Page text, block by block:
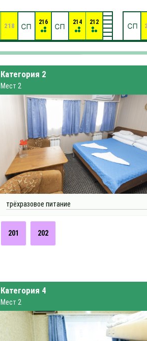
212
214
216
218
Категория 2
Мест 2
трёхразовое питание
201 202
Категория 4
Мест 2